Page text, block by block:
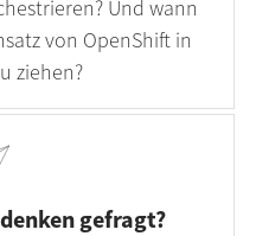
Und wann
von OpenShift in
ziehen?
gefragt?